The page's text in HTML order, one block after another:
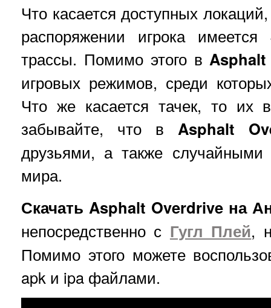
Что касается доступных
распоряжении игрока
трассы. Помимо этого в
игровых режимов, среди
Что же касается тачек, то
забывайте, что в Asphalt
друзьями, а также случайными
мира.
Скачать Asphalt Overdrive на
непосредственно с Гугл Плей,
Помимо этого можете
apk и ipa файлами.